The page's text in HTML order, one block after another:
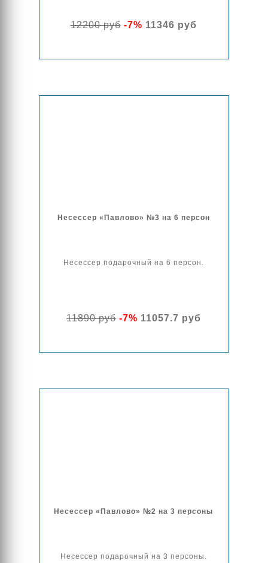
12200 руб-7% 11346 руб
Несессер «Павлово» №3 на 6 персон
Несессер подарочный на 6 персон.
11890 руб-7% 11057.7 руб
Несессер «Павлово» №2 на 3 персоны
Несессер подарочный на 3 персоны.